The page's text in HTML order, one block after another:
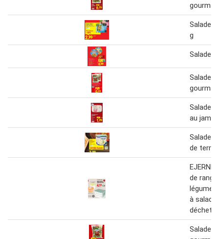
Salade
g
Salade
Salade
Salade
au
Salade
de terre
de
à salade
déchets
Salade